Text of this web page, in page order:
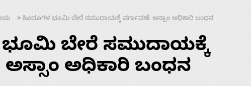
> ಹಿಂದೂಗಳ ಭೂಮಿ ಬೇರೆ ಸಮುದಾಯಕ್ಕೆ ವರ್ಗಾವಣೆ: ಅಸ್ಸಾಂ ಅಧಿಕಾರಿ ಬಂಧನ
ಬೇರೆ ಸಮುದಾಯಕ್ಕೆ
ಅಧಿಕಾರಿ ಬಂಧನ